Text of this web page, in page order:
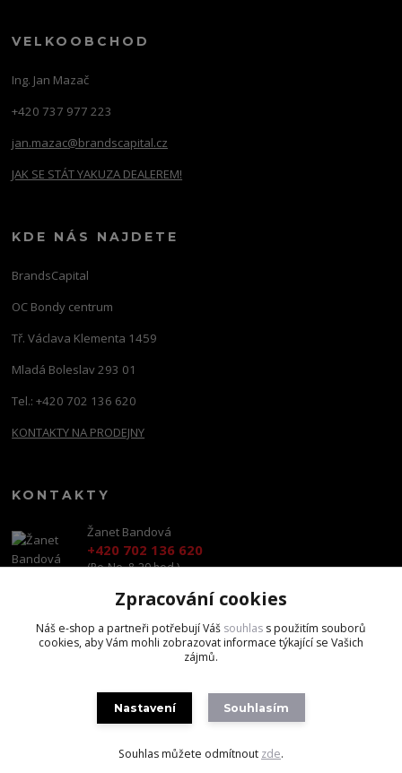
VELKOOBCHOD
Ing. Jan Mazač
+420 737 977 223
jan.mazac@brandscapital.cz
JAK SE STÁT YAKUZA DEALEREM!
KDE NÁS NAJDETE
BrandsCapital
OC Bondy centrum
Tř. Václava Klementa 1459
Mladá Boleslav 293 01
Tel.: +420 702 136 620
KONTAKTY NA PRODEJNY
KONTAKTY
Žanet Bandová
+420 702 136 620
(Po-Ne, 8-20 hod.)
shop@brandscapital.cz
Zpracování cookies
Náš e-shop a partneři potřebují Váš souhlas s použitím souborů
cookies, aby Vám mohli zobrazovat informace týkající se Vašich
zájmů.
Nastavení Souhlasím
Souhlas můžete odmítnout zde.